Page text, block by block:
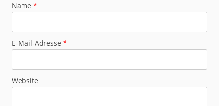
Name *
E-Mail-Adresse *
Website